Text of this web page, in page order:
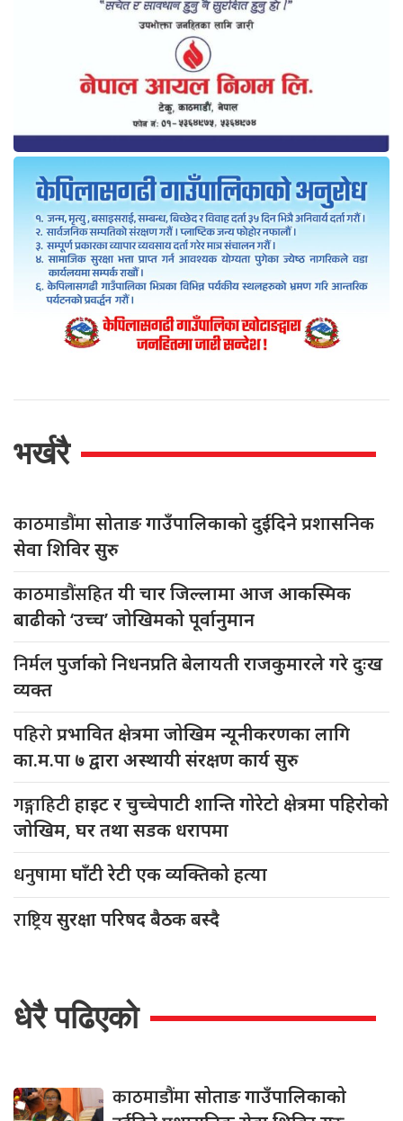
भर्खरै
काठमाडौंमासोताङ गाउँपालिकाको दुईदिने प्रशासनिक
सेवा शिविर सुरु
काठमाडौंसहितयी चार जिल्लामा आज आकस्मिक
बाढीको ‘उच्च’ जोखिमको पूर्वानुमान
निर्मलपुर्जाको निधनप्रति बेलायती राजकुमारले गरे दुःख
व्यक्त
पहिरोप्रभावित क्षेत्रमा जोखिम न्यूनीकरणका लागि
का.म.पा ७ द्वारा अस्थायी संरक्षण कार्य सुरु
गङ्गाहिटीहाइट र चुच्चेपाटी शान्ति गोरेटो क्षेत्रमा पहिरोको
जोखिम, घर तथा सडक धरापमा
धनुषामाघाँटी रेटी एक व्यक्तिको हत्या
राष्ट्रियसुरक्षा परिषद बैठक बस्दै
धेरै पढिएको
काठमाडौंमासोताङ गाउँपालिकाको